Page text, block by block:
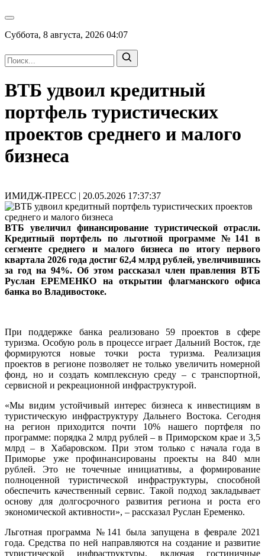
Суббота, 8 августа, 2026 04:07
ВТБ удвоил кредитный
портфель туристических
проектов среднего и малого
бизнеса
ИМИДЖ-ПРЕСС | 20.05.2026 17:37:37
ВТБ увеличил финансирование туристической отрасли.
Кредитный портфель по льготной программе №141 в
сегменте среднего и малого бизнеса по итогу первого
квартала 2026 года достиг 62,4 млрд рублей, увеличившись
за год на 94%. Об этом рассказал член правления ВТБ
Руслан ЕРЕМЕНКО на открытии флагманского офиса
банка во Владивостоке.
При поддержке банка реализовано 59 проектов в сфере
туризма. Особую роль в процессе играет Дальний Восток, где
формируются новые точки роста туризма. Реализация
проектов в регионе позволяет не только увеличить номерной
фонд, но и создать комплексную среду – с транспортной,
сервисной и рекреационной инфраструктурой.
«Мы видим устойчивый интерес бизнеса к инвестициям в
туристическую инфраструктуру Дальнего Востока. Сегодня
на регион приходится почти 10% нашего портфеля по
программе: порядка 2 млрд рублей – в Приморском крае и 3,5
млрд – в Хабаровском. При этом только с начала года в
Приморье уже профинансированы проекты на 840 млн
рублей. Это не точечные инициативы, а формирование
полноценной туристической инфраструктуры, способной
обеспечить качественный сервис. Такой подход закладывает
основу для долгосрочного развития региона и роста его
экономической активности», – рассказал Руслан Еременко.
Льготная программа №141 была запущена в феврале 2021
года. Средства по ней направляются на создание и развитие
туристической инфраструктуры, включая гостиничные